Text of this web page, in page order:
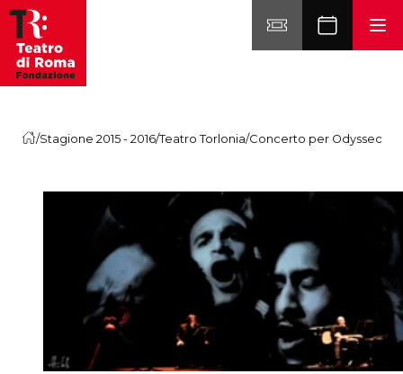
Vai al contenuto
/Stagione 2015 - 2016/Teatro Torlonia/Concerto per Odysseo